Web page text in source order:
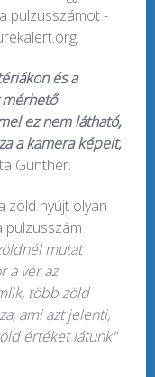
pulzusszámot -
és a
mérhető
ez nem látható,
a kamera képeit,
Gunther.
zöld nyújt olyan
pulzusszám
mutat
a vér az
több zöld
ami azt jelenti,
értéket látunk"